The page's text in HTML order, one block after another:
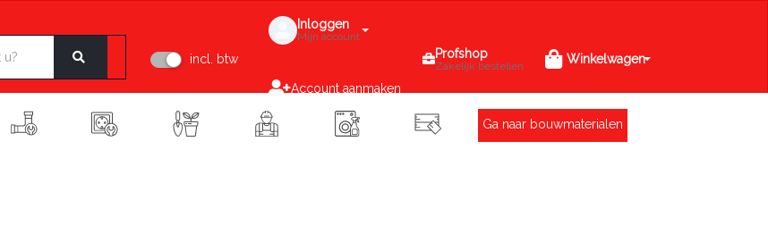
incl. btw
Inloggen
Mijn account
Account aanmaken
Profshop
Zakelijk bestellen Winkelwagen
Ga naar bouwmaterialen